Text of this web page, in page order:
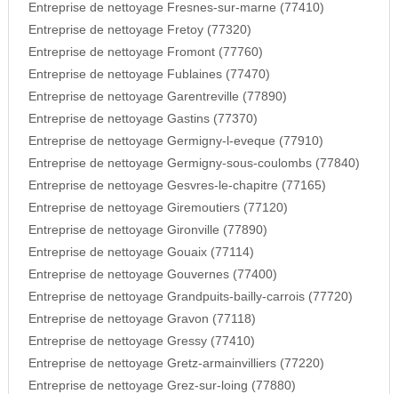
Entreprise de nettoyage Fresnes-sur-marne (77410)
Entreprise de nettoyage Fretoy (77320)
Entreprise de nettoyage Fromont (77760)
Entreprise de nettoyage Fublaines (77470)
Entreprise de nettoyage Garentreville (77890)
Entreprise de nettoyage Gastins (77370)
Entreprise de nettoyage Germigny-l-eveque (77910)
Entreprise de nettoyage Germigny-sous-coulombs (77840)
Entreprise de nettoyage Gesvres-le-chapitre (77165)
Entreprise de nettoyage Giremoutiers (77120)
Entreprise de nettoyage Gironville (77890)
Entreprise de nettoyage Gouaix (77114)
Entreprise de nettoyage Gouvernes (77400)
Entreprise de nettoyage Grandpuits-bailly-carrois (77720)
Entreprise de nettoyage Gravon (77118)
Entreprise de nettoyage Gressy (77410)
Entreprise de nettoyage Gretz-armainvilliers (77220)
Entreprise de nettoyage Grez-sur-loing (77880)